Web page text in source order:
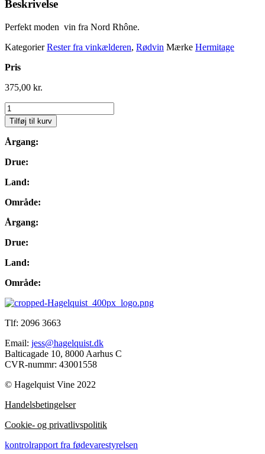
Beskrivelse
Perfekt moden vin fra Nord Rhône.
Kategorier Rester fra vinkælderen, Rødvin Mærke Hermitage
Pris
375,00 kr.
1997
Delas
Freres,
Les
Bessardes
quantity
Tilføj til kurv
Årgang:
Drue:
Land:
Område:
Årgang:
Drue:
Land:
Område:
Tlf: 2096 3663
Email: jess@hagelquist.dk
Balticagade 10, 8000 Aarhus C
CVR-nummr: 43001558
© Hagelquist Vine 2022
Handelsbetingelser
Cookie- og privatlivspolitik
kontrolrapport fra fødevarestyrelsen